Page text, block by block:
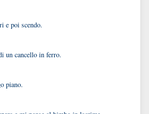
e poi scendo.
un cancello in ferro.
piano.